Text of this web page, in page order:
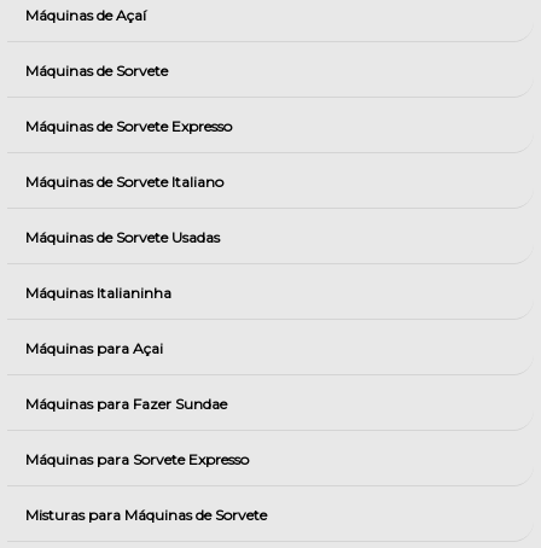
Máquinas de Açaí
Máquinas de Sorvete
Máquinas de Sorvete Expresso
Máquinas de Sorvete Italiano
Máquinas de Sorvete Usadas
Máquinas Italianinha
Máquinas para Açai
Máquinas para Fazer Sundae
Máquinas para Sorvete Expresso
Misturas para Máquinas de Sorvete